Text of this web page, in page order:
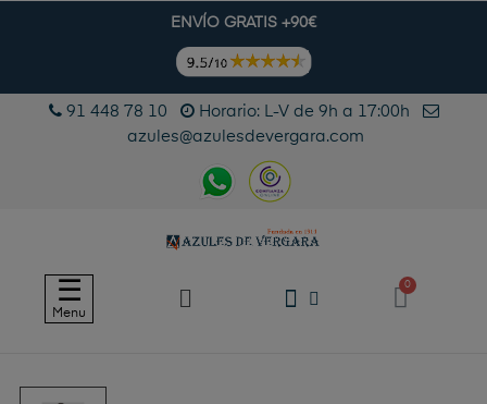
ENVÍO GRATIS +90€
91 448 78 10
Horario: L-V de 9h a 17:00h
azules@azulesdevergara.com
Navegación
de
☰
Menu